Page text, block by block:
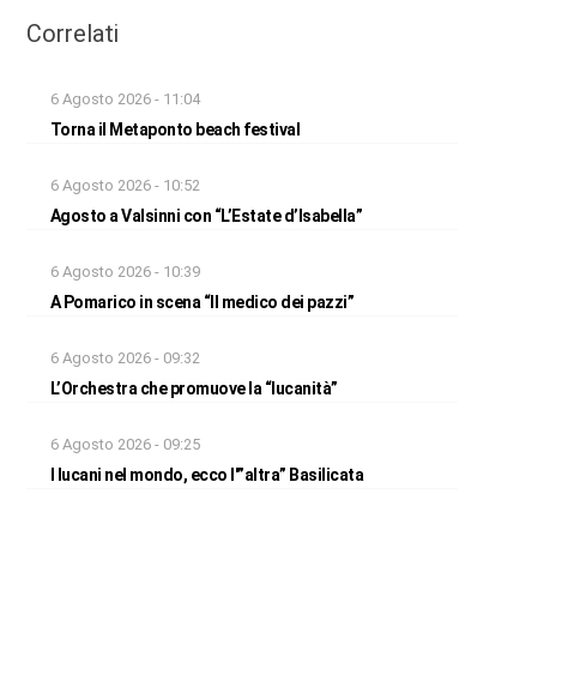
Correlati
6 Agosto 2026 - 11:04
Torna il Metaponto beach festival
6 Agosto 2026 - 10:52
Agosto a Valsinni con “L’Estate d’Isabella”
6 Agosto 2026 - 10:39
A Pomarico in scena “Il medico dei pazzi”
6 Agosto 2026 - 09:32
L’Orchestra che promuove la “lucanità”
6 Agosto 2026 - 09:25
I lucani nel mondo, ecco l'”altra” Basilicata